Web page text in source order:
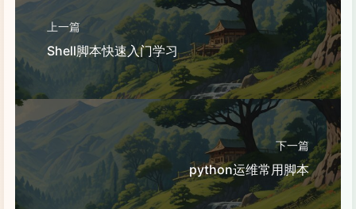
上一篇
Shell脚本快速入门学习
下一篇
python运维常用脚本